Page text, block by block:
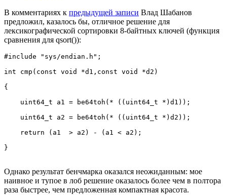
В комментариях к предыдущей записи Влад Шабанов
предложил, казалось бы, отличное решение для
лексикографической сортировки 8-байтных ключей (функция
сравнения для qsort()):
#include "sys/endian.h";
int cmp(const void *d1,const void *d2)
{
uint64_t a1 = be64toh(* ((uint64_t *)d1));
uint64_t a2 = be64toh(* ((uint64_t *)d2));
return (a1  > a2) - (a1 < a2);
}
Однако результат бенчмарка оказался неожиданным: мое
наивное и тупое в лоб решение оказалось более чем в полтора
раза быстрее, чем предложенная компактная красота.